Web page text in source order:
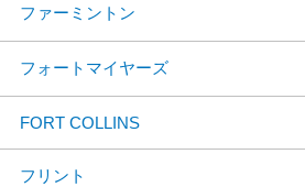
ファーミントン
フォートマイヤーズ
FORT COLLINS
フリント